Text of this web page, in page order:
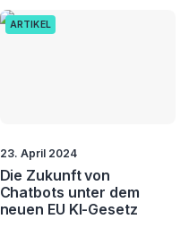
ARTIKEL
23. April 2024
Die Zukunft von
Chatbots unter dem
neuen EU KI-Gesetz